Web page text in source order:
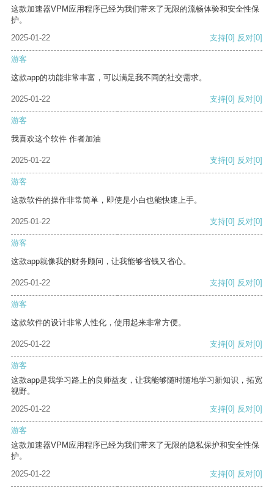
这款加速器VPM应用程序已经为我们带来了无限的流畅体验和安全性保
护。
2025-01-22
支持[0] 反对[0]
游客
这款app的功能非常丰富，可以满足我不同的社交需求。
2025-01-22 支持[0] 反对[0]
游客
我喜欢这个软件 作者加油
2025-01-22 支持[0] 反对[0]
游客
这款软件的操作非常简单，即使是小白也能快速上手。
2025-01-22 支持[0] 反对[0]
游客
这款app就像我的财务顾问，让我能够省钱又省心。
2025-01-22 支持[0] 反对[0]
游客
这款软件的设计非常人性化，使用起来非常方便。
2025-01-22 支持[0] 反对[0]
游客
这款app是我学习路上的良师益友，让我能够随时随地学习新知识，拓宽
视野。
2025-01-22
支持[0] 反对[0]
游客
这款加速器VPM应用程序已经为我们带来了无限的隐私保护和安全性保
护。
2025-01-22
支持[0] 反对[0]